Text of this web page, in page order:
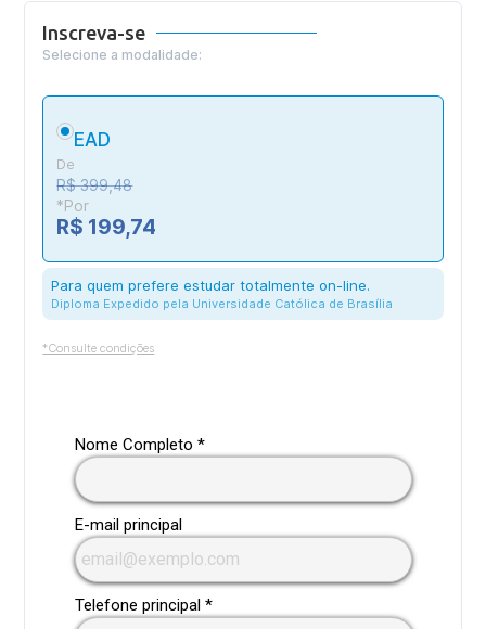
Inscreva-se
Selecione a modalidade:
EAD
De
R$ 399,48
*Por
R$ 199,74
Para quem prefere estudar totalmente on-line.
Diploma Expedido pela Universidade Católica de Brasília
*Consulte condições